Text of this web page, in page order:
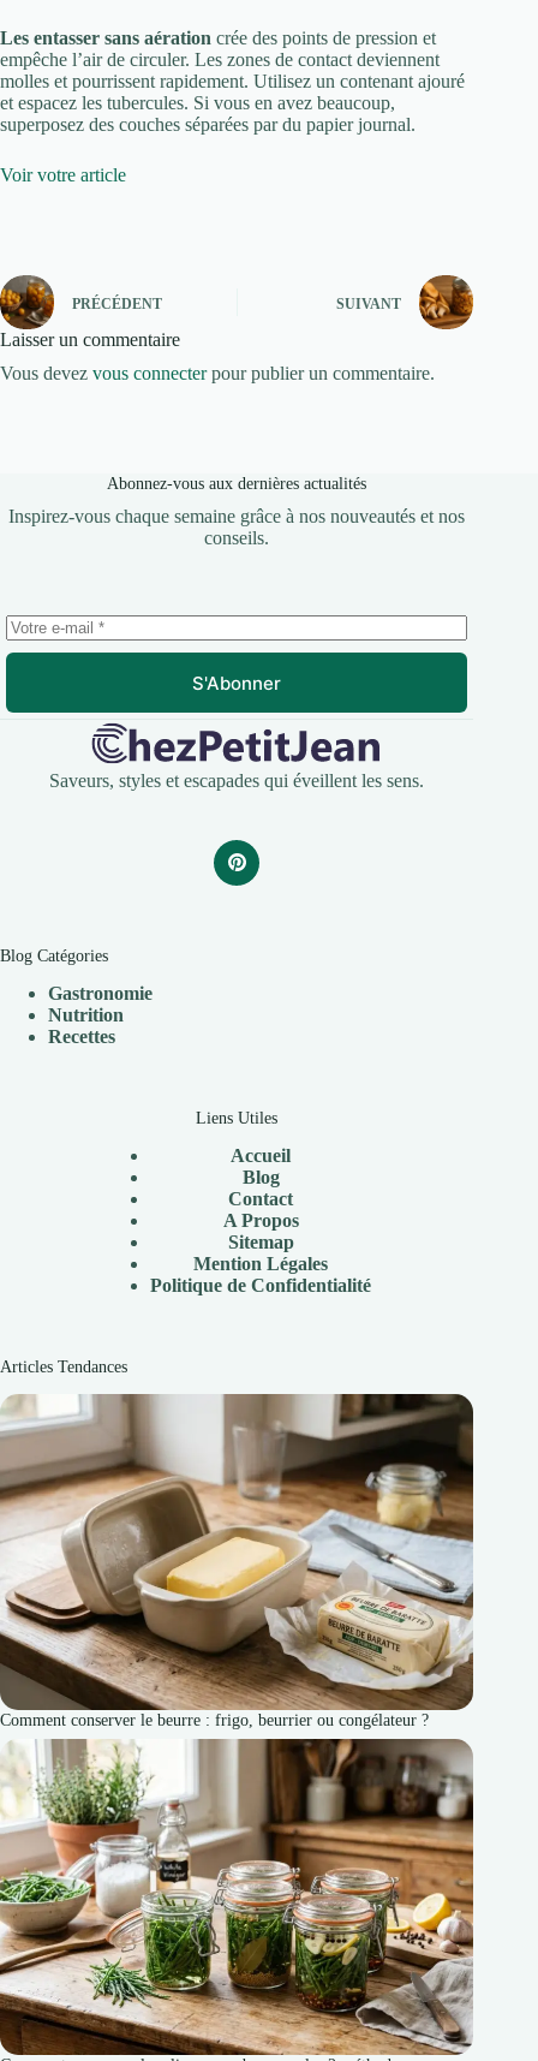
Les entasser sans aération crée des points de pression et
empêche l’air de circuler. Les zones de contact deviennent
molles et pourrissent rapidement. Utilisez un contenant ajouré
et espacez les tubercules. Si vous en avez beaucoup,
superposez des couches séparées par du papier journal.
Voir votre article
PRÉCÉDENT SUIVANT
Laisser un commentaire
Vous devez vous connecterpour publier un commentaire.
Abonnez-vous aux dernières actualités
Inspirez-vous chaque semaine grâce à nos nouveautés et nos
conseils.
S'Abonner
Saveurs, styles et escapades qui éveillent les sens.
Blog Catégories
Gastronomie
Nutrition
Recettes
Liens Utiles
Accueil
Blog
Contact
A Propos
Sitemap
Mention Légales
Politique de Confidentialité
Articles Tendances
Comment conserver le beurre : frigo, beurrier ou congélateur ?